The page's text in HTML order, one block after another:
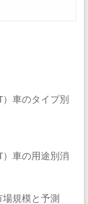
）車のタイプ別
）車の用途別消
場規模と予測